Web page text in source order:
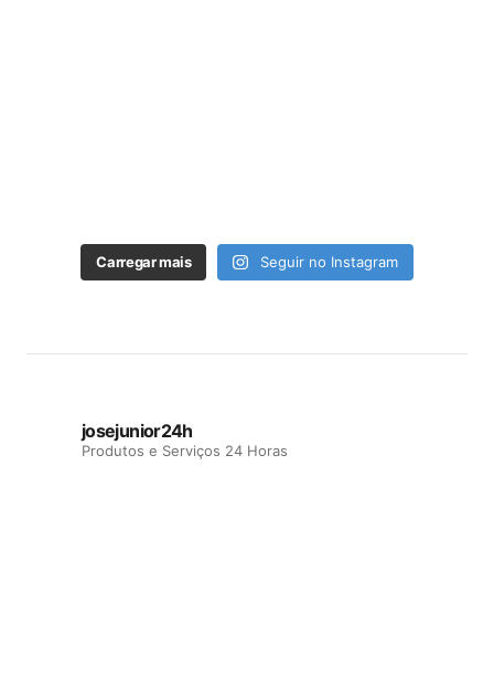
Carregar mais Seguir no Instagram
josejunior24h
Produtos e Serviços 24 Horas